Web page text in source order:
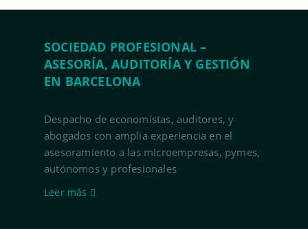
SOCIEDAD PROFESIONAL –
ASESORÍA, AUDITORÍA Y GESTIÓN
EN BARCELONA
Despacho de economistas, auditores, y
abogados con amplia experiencia en el
asesoramiento a las microempresas, pymes,
autónomos y profesionales
Leer más